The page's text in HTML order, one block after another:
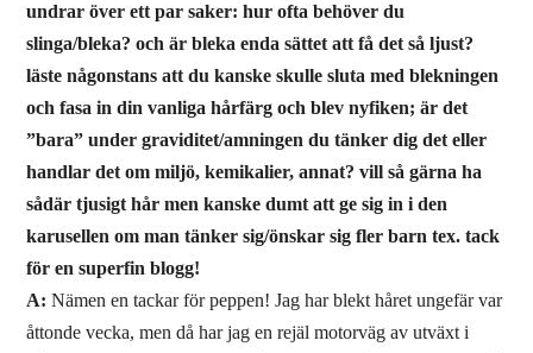
undrar över ett par saker: hur ofta behöver du
slinga/bleka? och är bleka enda sättet att få det så ljust?
läste någonstans att du kanske skulle sluta med blekningen
och fasa in din vanliga hårfärg och blev nyfiken; är det
”bara” under graviditet/amningen du tänker dig det eller
handlar det om miljö, kemikalier, annat? vill så gärna ha
sådär tjusigt hår men kanske dumt att ge sig in i den
karusellen om man tänker sig/önskar sig fler barn tex. tack
för en superfin blogg!
A: Nämen en tackar för peppen! Jag har blekt håret ungefär var
åttonde vecka, men då har jag en rejäl motorväg av utväxt i